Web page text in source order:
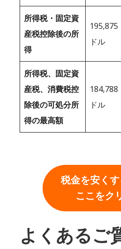
所得税・固定資
産税控除後の所
得
195,875
ドル
所得税、固定資
産税、消費税控
除後の可処分所
得の最高額
184,788
ドル
税金を安く
ここをク
よくあるご